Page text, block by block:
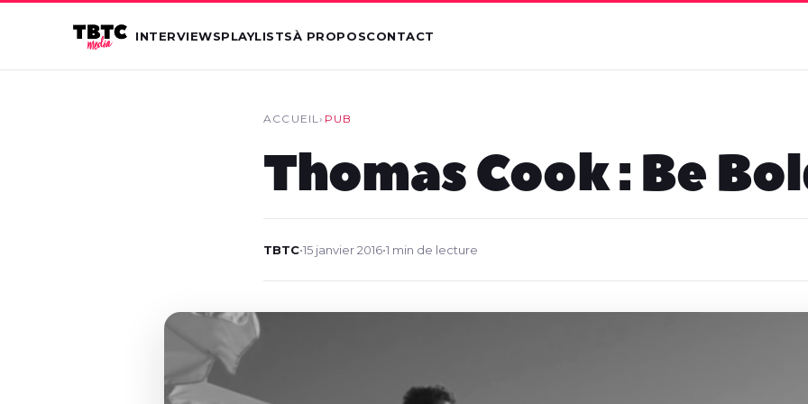
INTERVIEWSPLAYLISTSÀ PROPOSCONTACT
ACCUEIL› PUB
Thomas Cook : Be
TBTC•15 janvier 2016•1 min de lecture